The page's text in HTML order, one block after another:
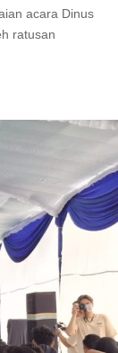
acara Dinus
ratusan